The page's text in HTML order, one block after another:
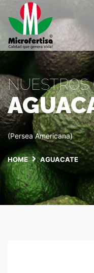
NUESTROS
(Persea Americana)
HOME AGUACATE